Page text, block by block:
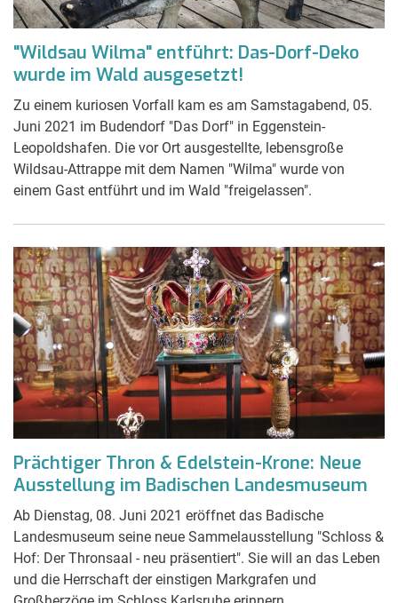
"Wildsau Wilma" entführt: Das-Dorf-Deko
wurde im Wald ausgesetzt!
Zu einem kuriosen Vorfall kam es am Samstagabend, 05.
Juni 2021 im Budendorf "Das Dorf" in Eggenstein-
Leopoldshafen. Die vor Ort ausgestellte, lebensgroße
Wildsau-Attrappe mit dem Namen "Wilma" wurde von
einem Gast entführt und im Wald "freigelassen".
Prächtiger Thron & Edelstein-Krone: Neue
Ausstellung im Badischen Landesmuseum
Ab Dienstag, 08. Juni 2021 eröffnet das Badische
Landesmuseum seine neue Sammelausstellung "Schloss &
Hof: Der Thronsaal - neu präsentiert". Sie will an das Leben
und die Herrschaft der einstigen Markgrafen und